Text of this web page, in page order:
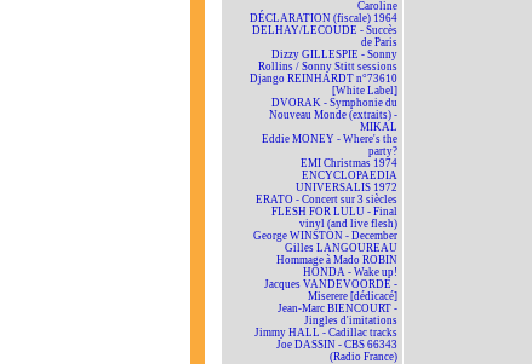
Caroline
DÉCLARATION (fiscale) 1964
DELHAY/LECOUDE - Succès
de Paris
Dizzy GILLESPIE - Sonny
Rollins / Sonny Stitt sessions
Django REINHARDT n°73610
[White Label]
DVORAK - Symphonie du
Nouveau Monde (extraits) -
MIKAL
Eddie MONEY - Where's the
party?
EMI Christmas 1974
ENCYCLOPAEDIA
UNIVERSALIS 1972
ERATO - Concert sur 3 siècles
FLESH FOR LULU - Final
vinyl (and live flesh)
George WINSTON - December
Gilles LANGOUREAU
Hommage à Mado ROBIN
HONDA - Wake up!
Jacques VANDEVOORDE -
Miserere [dédicacé]
Jean-Marc BIENCOURT -
Jingles d'imitations
Jimmy HALL - Cadillac tracks
Joe DASSIN - CBS 66343
(Radio France)